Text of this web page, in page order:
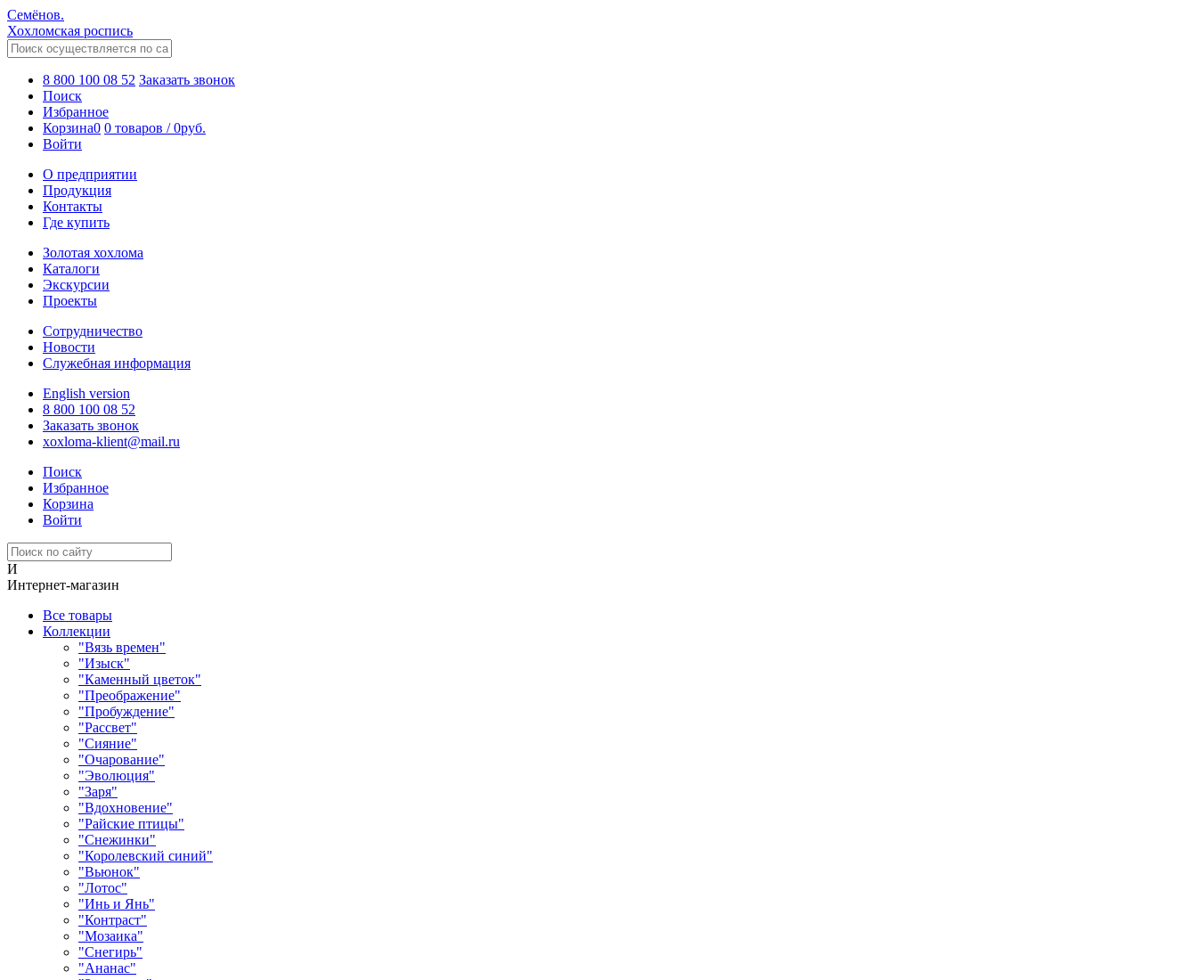
Семёнов.
Хохломская роспись
8 800 100 08 52 Заказать звонок
Поиск
Избранное
Корзина0 0 товаров /0руб.
Войти
О предприятии
Продукция
Контакты
Где купить
Золотая хохлома
Каталоги
Экскурсии
Проекты
Сотрудничество
Новости
Служебная информация
English version
8 800 100 08 52
Заказать звонок
xoxloma-klient@mail.ru
Поиск
Избранное
Корзина
Войти
И
Интернет-магазин
Все товары
Коллекции
"Вязь времен"
"Изыск"
"Каменный цветок"
"Преображение"
"Пробуждение"
"Рассвет"
"Сияние"
"Очарование"
"Эволюция"
"Заря"
"Вдохновение"
"Райские птицы"
"Снежинки"
"Королевский синий"
"Вьюнок"
"Лотос"
"Инь и Янь"
"Контраст"
"Мозаика"
"Снегирь"
"Ананас"